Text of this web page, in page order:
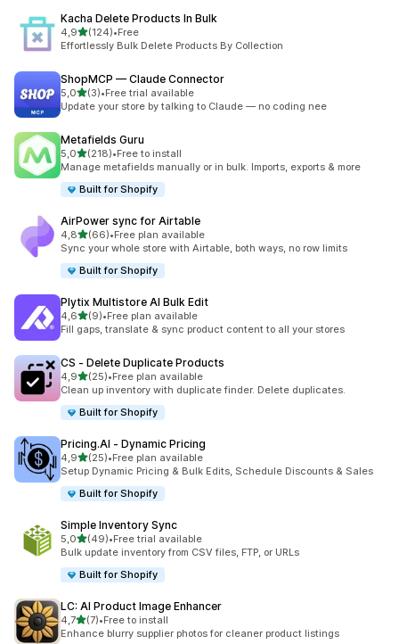
Kacha Delete Products In Bulk
4,9z 5 hvězd
(124)
Celkový počet recenzí: 124
•Free
Effortlessly Bulk Delete Products By Collection
ShopMCP — Claude Connector
5,0z 5 hvězd
(3)
Celkový počet recenzí: 3
•Free trial available
Update your store by talking to Claude — no coding nee
Metafields Guru
5,0z 5 hvězd
(218)
Celkový počet recenzí: 218
•Free to install
Manage metafields manually or in bulk. Imports, exports & more
Built for Shopify
AirPower sync for Airtable
4,8z 5 hvězd
(66)
Celkový počet recenzí: 66
•Free plan available
Sync your whole store with Airtable, both ways, no row limits
Built for Shopify
Plytix Multistore AI Bulk Edit
4,6z 5 hvězd
(9)
Celkový počet recenzí: 9
•Free plan available
Fill gaps, translate & sync product content to all your stores
CS ‑ Delete Duplicate Products
4,9z 5 hvězd
(25)
Celkový počet recenzí: 25
•Free plan available
Clean up inventory with duplicate finder. Delete duplicates.
Built for Shopify
Pricing.AI ‑ Dynamic Pricing
4,9z 5 hvězd
(25)
Celkový počet recenzí: 25
•Free plan available
Setup Dynamic Pricing & Bulk Edits, Schedule Discounts & Sales
Built for Shopify
Simple Inventory Sync
5,0z 5 hvězd
(49)
Celkový počet recenzí: 49
•Free trial available
Bulk update inventory from CSV files, FTP, or URLs
Built for Shopify
LC: AI Product Image Enhancer
4,7z 5 hvězd
(7)
Celkový počet recenzí: 7
•Free to install
Enhance blurry supplier photos for cleaner product listings